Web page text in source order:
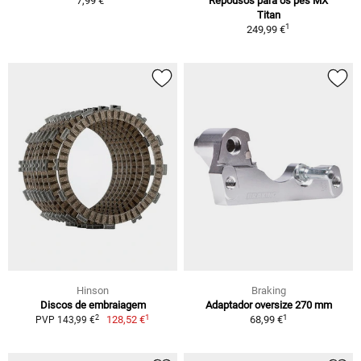
Titan
249,99 €1
Hinson
Discos de embraiagem
PVP 143,99 €2 128,52 €1
Braking
Adaptador oversize 270 mm
68,99 €1